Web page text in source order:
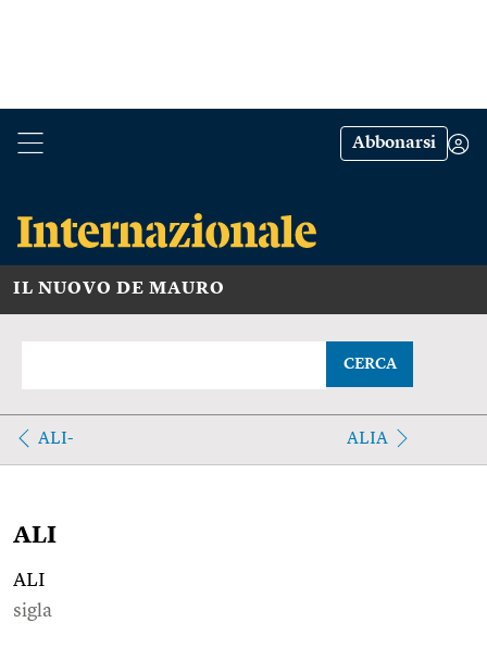
Abbonarsi
IL NUOVO DE MAURO
CERCA
ALI- ALIA
ALI
ALI
sigla